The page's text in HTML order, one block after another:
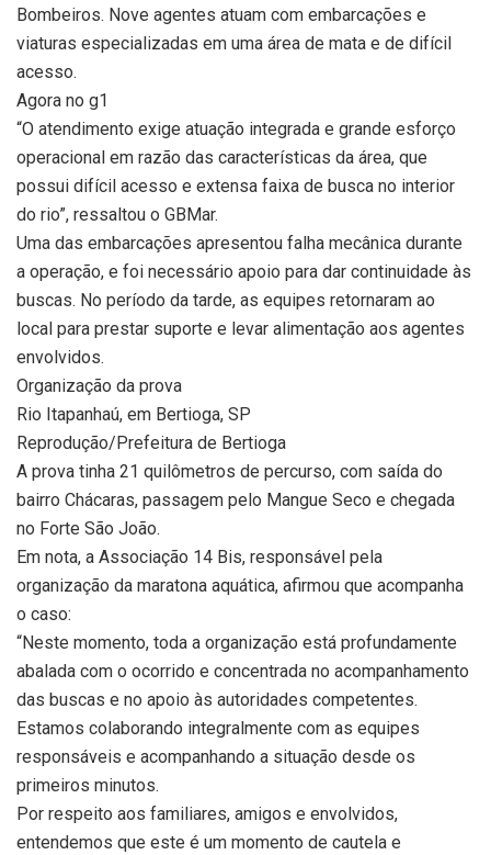
Bombeiros. Nove agentes atuam com embarcações e
viaturas especializadas em uma área de mata e de difícil
acesso.
Agora no g1
“O atendimento exige atuação integrada e grande esforço
operacional em razão das características da área, que
possui difícil acesso e extensa faixa de busca no interior
do rio”, ressaltou o GBMar.
Uma das embarcações apresentou falha mecânica durante
a operação, e foi necessário apoio para dar continuidade às
buscas. No período da tarde, as equipes retornaram ao
local para prestar suporte e levar alimentação aos agentes
envolvidos.
Organização da prova
Rio Itapanhaú, em Bertioga, SP
Reprodução/Prefeitura de Bertioga
A prova tinha 21 quilômetros de percurso, com saída do
bairro Chácaras, passagem pelo Mangue Seco e chegada
no Forte São João.
Em nota, a Associação 14 Bis, responsável pela
organização da maratona aquática, afirmou que acompanha
o caso:
“Neste momento, toda a organização está profundamente
abalada com o ocorrido e concentrada no acompanhamento
das buscas e no apoio às autoridades competentes.
Estamos colaborando integralmente com as equipes
responsáveis e acompanhando a situação desde os
primeiros minutos.
Por respeito aos familiares, amigos e envolvidos,
entendemos que este é um momento de cautela e